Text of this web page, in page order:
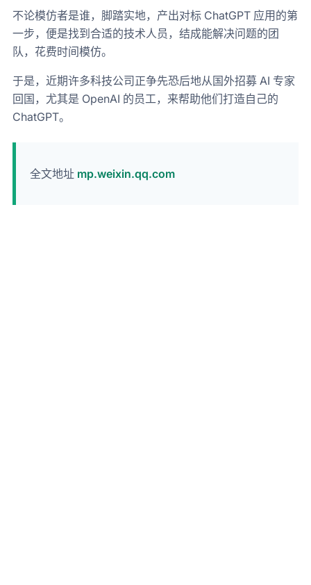
不论模仿者是谁，脚踏实地，产出对标 ChatGPT 应用的第
一步，便是找到合适的技术人员，结成能解决问题的团
队，花费时间模仿。
于是，近期许多科技公司正争先恐后地从国外招募 AI 专家
回国，尤其是 OpenAI 的员工，来帮助他们打造自己的
ChatGPT。
全文地址 mp.weixin.qq.com